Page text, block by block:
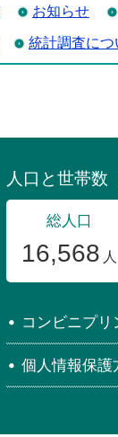
お知らせ
統計調査につ
コンビニプリ
個人情報保護